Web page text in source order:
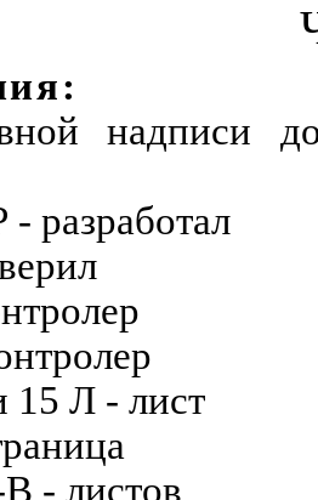
надписи
разработал
15 Л - лист
- листов